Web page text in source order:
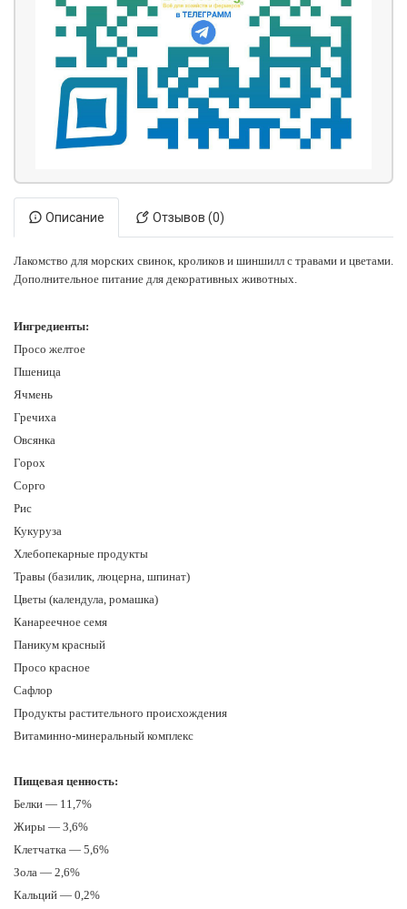
Описание Отзывов (0)
Лакомство для морских свинок, кроликов и шиншилл с травами и цветами.
Дополнительное питание для декоративных животных.
Ингредиенты:
Просо желтое
Пшеница
Ячмень
Гречиха
Овсянка
Горох
Сорго
Рис
Кукуруза
Хлебопекарные продукты
Травы (базилик, люцерна, шпинат)
Цветы (календула, ромашка)
Канареечное семя
Паникум красный
Просо красное
Сафлор
Продукты растительного происхождения
Витаминно-минеральный комплекс
Пищевая ценность:
Белки — 11,7%
Жиры — 3,6%
Клетчатка — 5,6%
Зола — 2,6%
Кальций — 0,2%